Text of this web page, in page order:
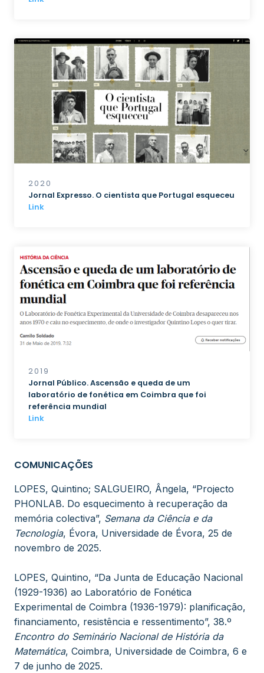
2020
Jornal Expresso. O cientista que Portugal esqueceu
Link
2019
Jornal Público. Ascensão e queda de um
laboratório de fonética em Coimbra que foi
referência mundial
Link
COMUNICAÇÕES
LOPES, Quintino; SALGUEIRO, Ângela, “Projecto
PHONLAB. Do esquecimento à recuperação da
memória colectiva”, Semana da Ciência e da
Tecnologia, Évora, Universidade de Évora, 25 de
novembro de 2025.
LOPES, Quintino, “Da Junta de Educação Nacional
(1929-1936) ao Laboratório de Fonética
Experimental de Coimbra (1936-1979): planificação,
financiamento, resistência e ressentimento”, 38.º
Encontro do Seminário Nacional de História da
Matemática, Coimbra, Universidade de Coimbra, 6 e
7 de junho de 2025.